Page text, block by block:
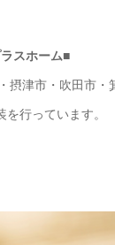
スホーム■
津市・吹田市
行っています。